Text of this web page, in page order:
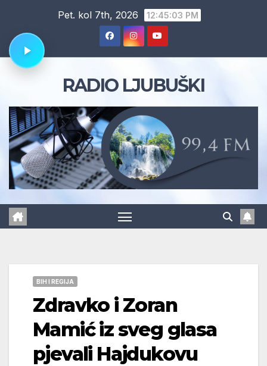
content
Pet. kol 7th, 2026 12:45:04 PM
RADIO LJUBUŠKI
BIH I REGIJA
Zdravko i Zoran
Mamić iz sveg glasa
pjevali Hajdukovu